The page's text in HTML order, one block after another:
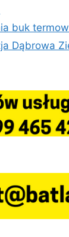
buk
Dąbrowa